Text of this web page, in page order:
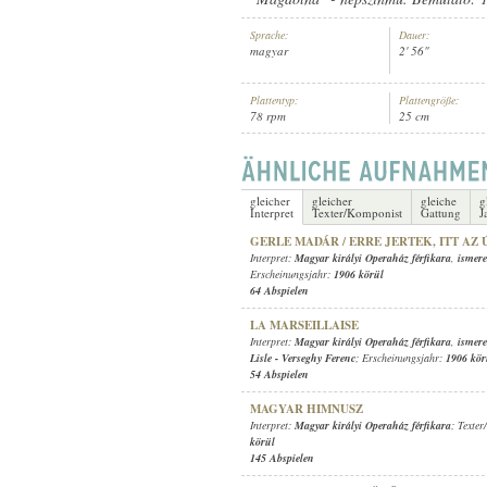
INTERPRET: MAGYAR KIRÁLYI OPERAHÁZ
Sprache:
magyar
Dauer:
2' 56"
Plattentyp:
78 rpm
Plattengröße:
25 cm
gleicher
Interpret
gleicher
Texter/Komponist
gleiche
Gattung
GERLE MADÁR / ERRE JERTEK, ITT AZ
Interpret: Magyar királyi Operaház férfikara,
Erscheinungsjahr: 1906 körül
64 Abspielen
LA MARSEILLAISE
Interpret: Magyar királyi Operaház férfikara,
Lisle - Verseghy Ferenc; Erscheinungsjahr: 1906
54 Abspielen
MAGYAR HIMNUSZ
Interpret: Magyar királyi Operaház férfikara;
körül
145 Abspielen